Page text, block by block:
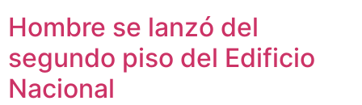
Hombre se lanzó del
segundo piso del Edificio
Nacional